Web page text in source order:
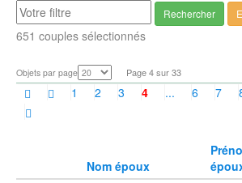
Rechercher
651 couples sélectionnés
Objets par page Page 4 sur 33
1 2 3 4 ... 6 7
Nom époux